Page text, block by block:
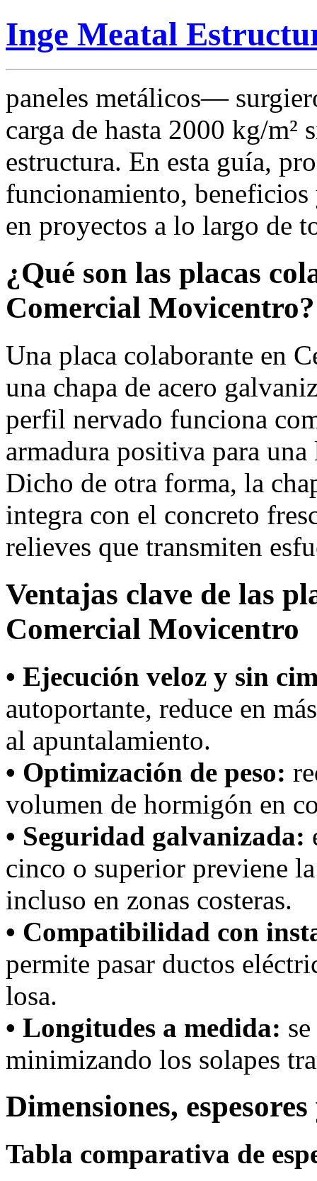
Inge Meatal
paneles metálicos—
carga de hasta 2000 kg/m²
estructura. En esta guía,
funcionamiento,
en proyectos a lo largo de
¿Qué son las placas
Comercial Movicentro?
Una placa colaborante en
una chapa de acero
perfil nervado funciona
armadura positiva para
Dicho de otra forma, la
integra con el concreto
relieves que transmiten
Ventajas clave de las
Comercial Movicentro
• Ejecución veloz y sin
autoportante, reduce en
al apuntalamiento.
• Optimización de peso:
volumen de hormigón en
• Seguridad galvanizada:
cinco o superior previene
incluso en zonas costeras.
• Compatibilidad con
permite pasar ductos
losa.
• Longitudes a medida:
minimizando los solapes
Dimensiones,
Tabla comparativa de